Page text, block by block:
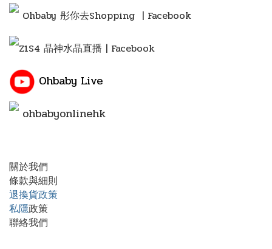
Ohbaby 彤你去Shopping | Facebook
Z1S4 晶神水晶直播 | Facebook
Ohbaby Live
ohbabyonlinehk
關於我們
條款與細則
退換貨政策
私隱政策
聯絡我們